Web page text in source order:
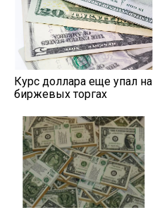
Курс доллара еще упал на
биржевых торгах